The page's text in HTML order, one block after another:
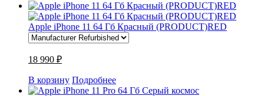
Apple iPhone 11 64 Гб Красный (PRODUCT)RED
18 990 ₽
В корзину Подробнее